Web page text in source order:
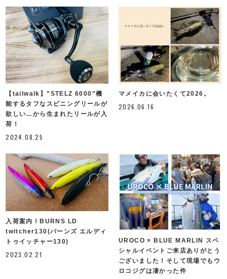
【tailwalk】”STELZ 6000”機
能するタフなスピニングリールが
欲しい…から生まれたリールが入
荷！
2024.08.25
マメイカに会いたくて2026。
2026.06.16
入荷案内！BURNS LD
twitcher130(バーンズ エルディ
トゥイッチャー130)
2023.02.21
UROCO × BLUE MARLIN スペ
シャルイベントご来店ありがとう
ございました！そして現場でもウ
ロコジグは凄かった件